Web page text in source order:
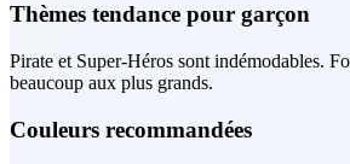
Thèmes tendance pour garçon
Pirate et Super-Héros sont indémodables.
beaucoup aux plus grands.
Couleurs recommandées